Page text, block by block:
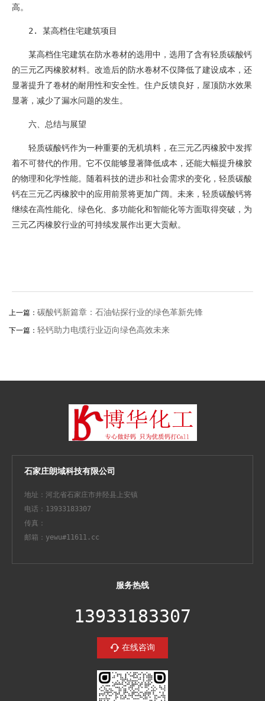
高。
2. 某高档住宅建筑项目
某高档住宅建筑在防水卷材的选用中，选用了含有轻质碳酸钙
的三元乙丙橡胶材料。改造后的防水卷材不仅降低了建设成本，还
显著提升了卷材的耐用性和安全性。住户反馈良好，屋顶防水效果
显著，减少了漏水问题的发生。
六、总结与展望
轻质碳酸钙作为一种重要的无机填料，在三元乙丙橡胶中发挥
着不可替代的作用。它不仅能够显著降低成本，还能大幅提升橡胶
的物理和化学性能。随着科技的进步和社会需求的变化，轻质碳酸
钙在三元乙丙橡胶中的应用前景将更加广阔。未来，轻质碳酸钙将
继续在高性能化、绿色化、多功能化和智能化等方面取得突破，为
三元乙丙橡胶行业的可持续发展作出更大贡献。
上一篇： 碳酸钙新篇章：石油钻探行业的绿色革新先锋
下一篇： 轻钙助力电缆行业迈向绿色高效未来
石家庄朗域科技有限公司
地址：河北省石家庄市井陉县上安镇
电话：13933183307
传真：
邮箱：yewu#11611.cc
服务热线
13933183307
在线咨询